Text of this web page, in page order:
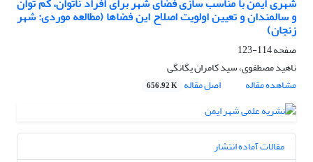
و سالمندان و تعیین اولویت اصلاح این فضاها (مطالعه موردی: شهر
زنجان)
صفحه114-123
ناهید مصطفوی، سید کامران یگانگی
مشاهده مقاله
اصل مقاله 656.92 K
مقالات آماده انتشار